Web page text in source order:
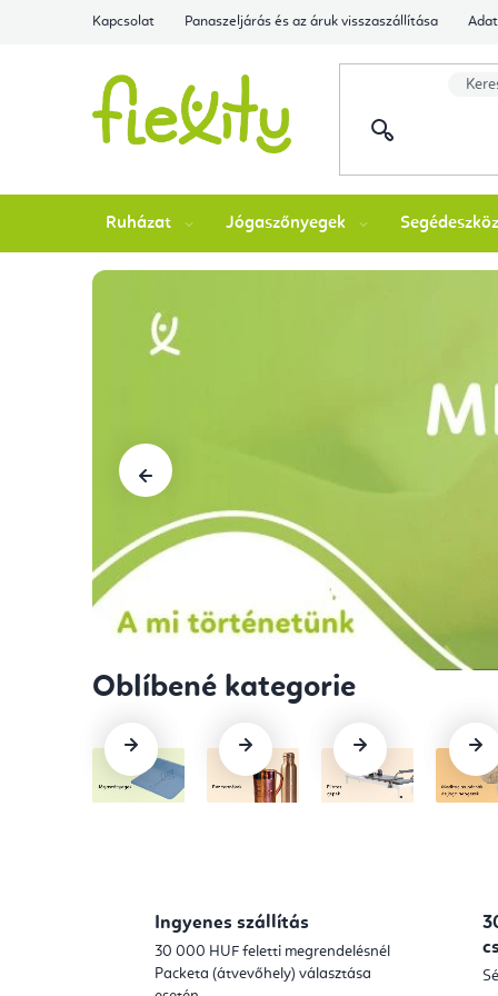
Kapcsolat Panaszeljárás és az áruk visszaszállítása
Ruházat Jógaszőnyegek
F
y
J
g
Előző
Ingyenes szállítás
30 000 HUF feletti megrendelésnél
Packeta (átvevőhely) választása